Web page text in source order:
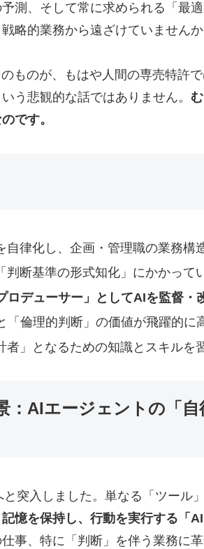
測、そして常に求められる「最
略的業務から遠ざけていませんか
ものが、もはや人間の専売特許
う悲観的な話ではありません。
です。
律化し、企画・管理職の業務構
断基準の形式知化」にかかって
デューサー」としてAIを監督・
倫理的判断」の価値が飛躍的に
」となるための知識とスキルを
：AIエージェントの「自
突入しました。単なる「ツール
憶を保持し、行動を実行する「
事、特に「判断」を伴う業務に